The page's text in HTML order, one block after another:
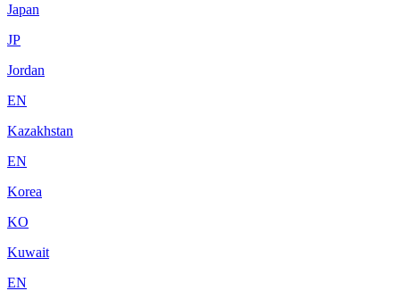
Japan
JP
Jordan
EN
Kazakhstan
EN
Korea
KO
Kuwait
EN